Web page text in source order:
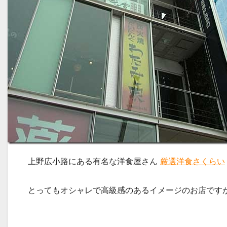
上野広小路にある有名な洋食屋さん 厳選洋食さくらい
とってもオシャレで高級感のあるイメージのお店です